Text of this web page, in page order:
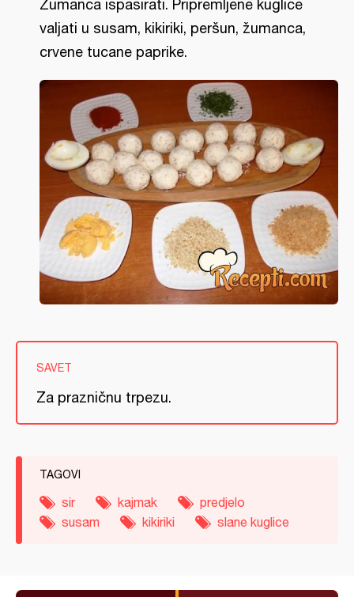
Žumanca ispasirati. Pripremljene kuglice
valjati u susam, kikiriki, peršun, žumanca,
crvene tucane paprike.
SAVET
Za prazničnu trpezu.
TAGOVI
sir kajmak
predjelo
susam
kikiriki slane kuglice